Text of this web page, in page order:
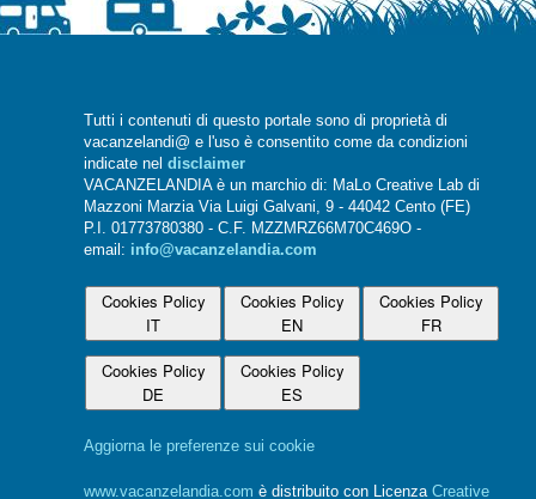
Tutti i contenuti di questo portale sono di proprietà di
vacanzelandi@ e l'uso è consentito come da condizioni
indicate nel disclaimer
VACANZELANDIA è un marchio di: MaLo Creative Lab di
Mazzoni Marzia Via Luigi Galvani, 9 - 44042 Cento (FE)
P.I. 01773780380 - C.F. MZZMRZ66M70C469O -
email: info@vacanzelandia.com
Cookies Policy
IT
Cookies Policy
EN
Cookies Policy
FR
Cookies Policy
DE
Cookies Policy
ES
Aggiorna le preferenze sui cookie
www.vacanzelandia.com è distribuito con Licenza Creative